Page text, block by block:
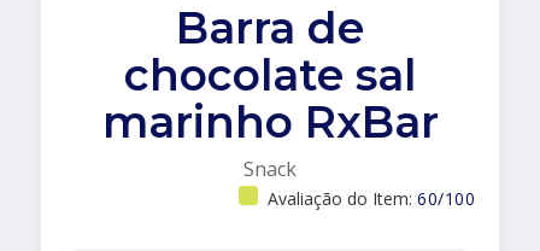
Barra de
chocolate sal
marinho RxBar
Snack
Avaliação do Item: 60/100